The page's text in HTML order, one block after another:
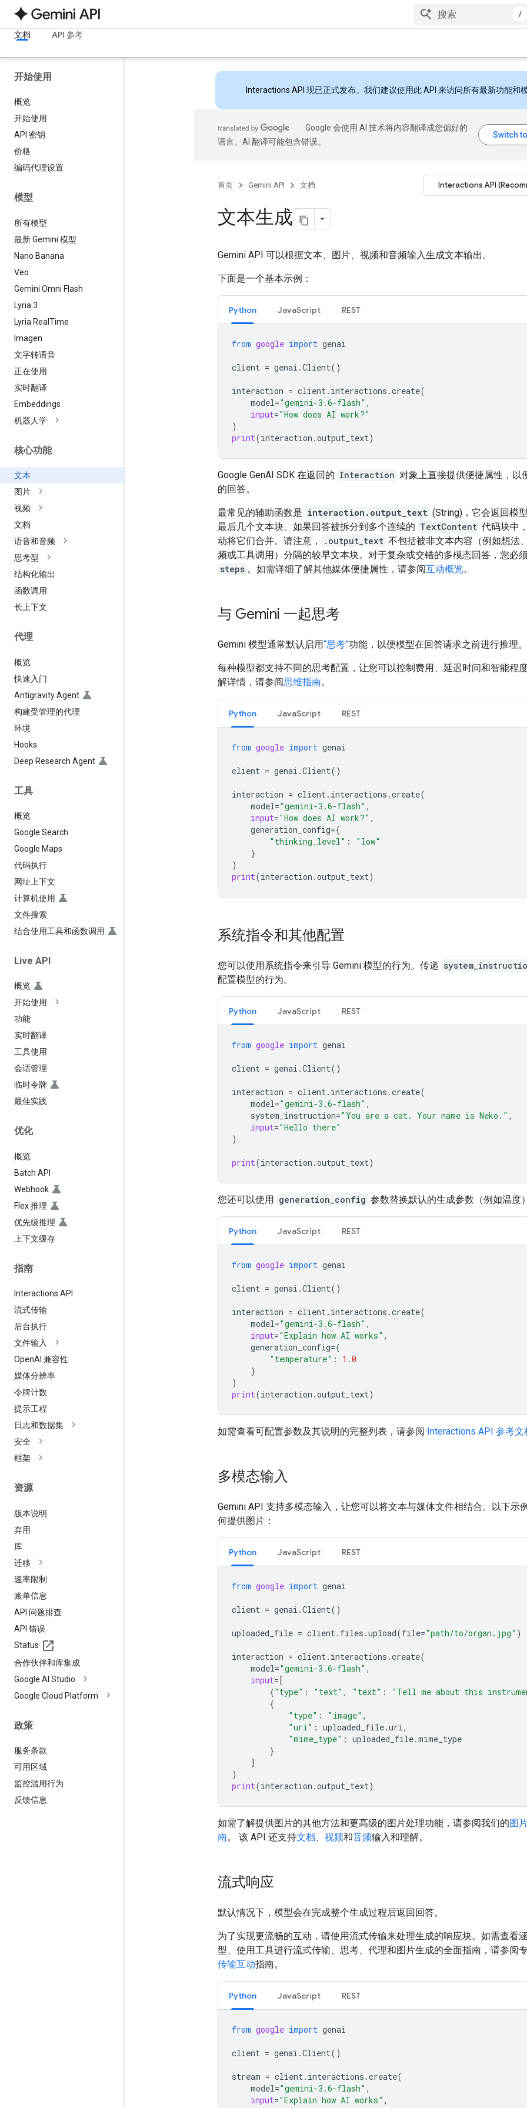
/
文档
API 参考
开始使用
概览
开始使用
API 密钥
价格
编码代理设置
模型
所有模型
最新 Gemini 模型
Nano Banana
Veo
Gemini Omni Flash
Lyria 3
Lyria Real Time
Imagen
文字转语音
正在使用
实时翻译
Embeddings
机器人学
核心功能
文本
图片
视频
文档
语音和音频
思考型
结构化输出
函数调用
长上下文
代理
概览
快速入门
Antigravity Agent
构建受管理的代理
环境
Hooks
Deep Research Agent
工具
概览
Google Search
Google Maps
代码执行
网址上下文
计算机使用
文件搜索
结合使用工具和函数调用
Live API
概览
开始使用
功能
实时翻译
工具使用
会话管理
临时令牌
最佳实践
优化
概览
Batch API
Webhook
Flex 推理
优先级推理
上下文缓存
指南
Interactions API
流式传输
后台执行
文件输入
OpenAI 兼容性
媒体分辨率
令牌计数
提示工程
日志和数据集
安全
框架
资源
版本说明
弃用
库
迁移
速率限制
账单信息
API 问题排查
API 错误
Status
合作伙伴和库集成
Google AI Studio
Google Cloud Platform
政策
服务条款
可用区域
监控滥用行为
反馈信息
Interactions API 现已正式发布。我们建议使用此 API 来访问所有最新功能和
Google 会使用 AI 技术将内容翻译成您偏好的
语言。AI 翻译可能包含错误。
首页 Gemini API 文档 Interactions API
文本生成
Gemini API 可以根据文本、图片、视频和音频输入生成文本输出。
下面是一个基本示例：
Python JavaScript REST
from google import genai
client = genai .Client()
interaction = client. interactions .create(
model="gemini-3.6-flash" ,
input="How does AI work?"
)
print(interaction .output_text)
Google GenAI SDK 在返回的 Interaction 对象上直接提供便捷属性，以
的回答。
最常见的辅助函数是 interaction.output_text (String)，它会返回模
最后几个文本块。如果回答被拆分到多个连续的 TextContent 代码块中
动将它们合并。请注意，
.output_text 不包括被非文本内容（例如想法
频或工具调用）分隔的较早文本块。对于复杂或交错的多模态回答，您必
steps 。如需详细了解其他媒体便捷属性，请参阅互动概览。
与 Gemini 一起思考
Gemini 模型通常默认启用“思考”功能，以便模型在回答请求之前进行推理。
每种模型都支持不同的思考配置，让您可以控制费用、延迟时间和智能程
解详情，请参阅思维指南。
Python JavaScript REST
from google import genai
client = genai .Client()
interaction = client. interactions .create(
model="gemini-3.6-flash" ,
input="How does AI work?" ,
generation_config={
"thinking_level" :
"low"
}
)
print(interaction .output_text)
系统指令和其他配置
您可以使用系统指令来引导 Gemini 模型的行为。传递
配置模型的行为。
Python JavaScript REST
from google import genai
client = genai .Client()
interaction = client. interactions .create(
model="gemini-3.6-flash" ,
system_instruction="You are a cat. Your name is Neko." ,
input="Hello there"
)
print(interaction .output_text)
您还可以使用 generation_config 参数替换默认的生成参数（例如温度
Python JavaScript REST
from google import genai
client = genai .Client()
interaction = client. interactions .create(
model="gemini-3.6-flash" ,
input="Explain how AI works" ,
generation_config={
"temperature" :
1.0
}
)
print(interaction .output_text)
如需查看可配置参数及其说明的完整列表，请参阅 Interactions API 参考文
多模态输入
Gemini API 支持多模态输入，让您可以将文本与媒体文件相结合。以下示
何提供图片：
Python JavaScript REST
from google import genai
client = genai .Client()
uploaded_file = client. files .upload(file="path/to/organ.jpg" )
interaction = client. interactions .create(
model="gemini-3.6-flash" ,
input=[
{"type" : "text" , "text" :
"Tell me about this
{
"type" : "image" ,
"uri" : uploaded_file.uri,
"mime_type" : uploaded_file.mime_type
}
]
)
print(interaction .output_text)
如需了解提供图片的其他方法和更高级的图片处理功能，请参阅我们的图
南。 该 API 还支持文档、 视频和音频输入和理解。
流式响应
默认情况下，模型会在完成整个生成过程后返回回答。
为了实现更流畅的互动，请使用流式传输来处理生成的响应块。如需查看
型、使用工具进行流式传输、思考、代理和图片生成的全面指南，请参阅
传输互动指南。
Python JavaScript REST
from google import genai
client = genai .Client()
stream = client. interactions .create(
model="gemini-3.6-flash" ,
input="Explain how AI works" ,